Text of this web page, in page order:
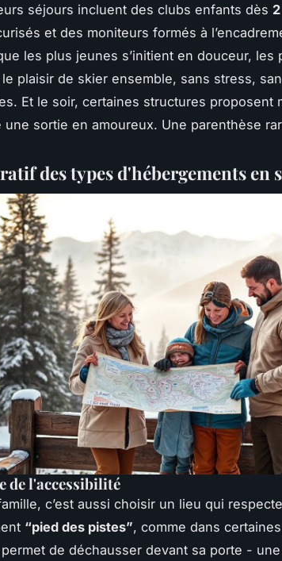
séjours incluent des clubs enfants dès
et des moniteurs formés à
les plus jeunes s’initient en douceur, les
plaisir de skier ensemble, sans stress,
Et le soir, certaines structures proposent
une sortie en amoureux. Une parenthèse
des types d'hébergements en
de l'accessibilité
c’est aussi choisir un lieu qui
“pied des pistes”, comme dans
de déchausser devant sa porte -